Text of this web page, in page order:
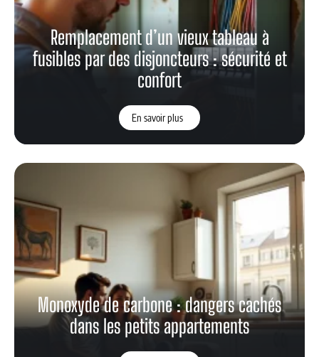
Remplacement d’un vieux tableau à
fusibles par des disjoncteurs : sécurité et
confort
En savoir plus
Monoxyde de carbone : dangers cachés
dans les petits appartements